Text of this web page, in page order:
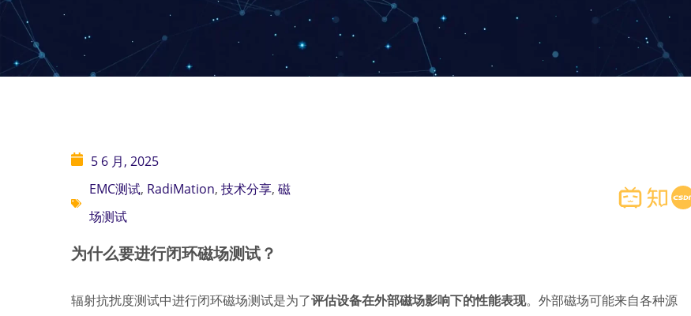
5 6 月, 2025
EMC测试, RadiMation,技术分享,磁
场测试
为什么要进行闭环磁场测试？
辐射抗扰度测试中进行闭环磁场测试是为了评估设备在外部磁场影响下的性能表现。外部磁场可能来自各种源